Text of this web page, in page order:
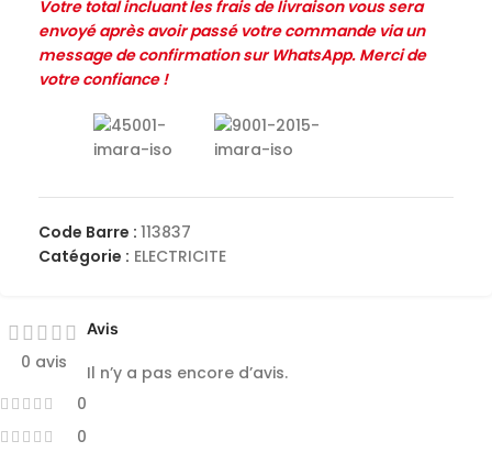
Votre total incluant les frais de livraison vous sera
envoyé après avoir passé votre commande via un
message de confirmation sur WhatsApp. Merci de
votre confiance !
Code Barre : 113837
Catégorie : ELECTRICITE
0 avis
0
0
Avis
Il n’y a pas encore d’avis.